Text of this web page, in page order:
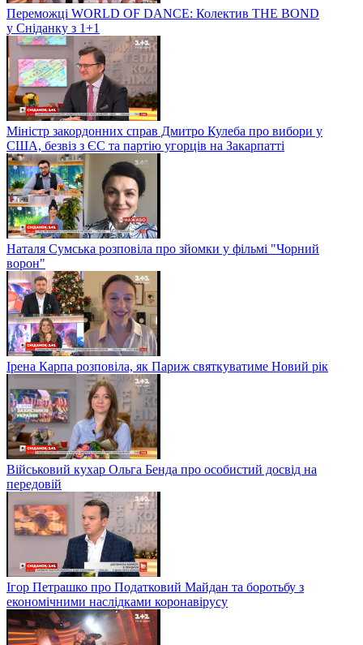
Переможці WORLD OF DANCE: Колектив THE BOND
у Сніданку з 1+1
Міністр закордонних справ Дмитро Кулеба про вибори у
США, безвіз з ЄС та партію угорців на Закарпатті
Наталя Сумська розповіла про зйомки у фільмі "Чорний
ворон"
Ірена Карпа розповіла, як Париж святкуватиме Новий рік
Військовий кухар Ольга Бенда про особистий досвід на
передовій
Ігор Петрашко про Податковий Майдан та боротьбу з
економічними наслідками коронавірусу